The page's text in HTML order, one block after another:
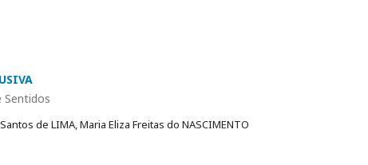
Sentidos
de LIMA, Maria Eliza Freitas do NASCIMENTO